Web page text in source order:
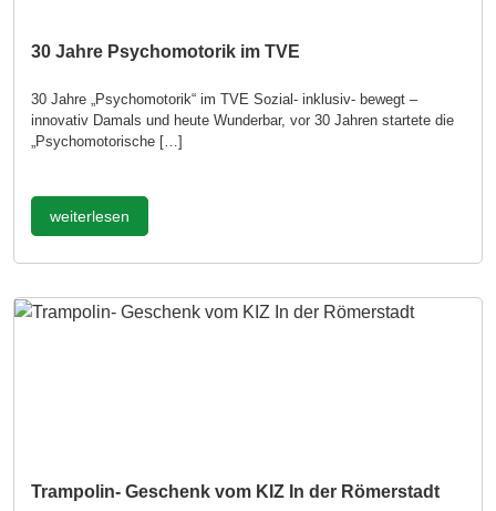
30 Jahre Psychomotorik im TVE
30 Jahre „Psychomotorik“ im TVE Sozial- inklusiv- bewegt –
innovativ Damals und heute Wunderbar, vor 30 Jahren startete die
„Psychomotorische […]
weiterlesen
Trampolin- Geschenk vom KIZ In der Römerstadt